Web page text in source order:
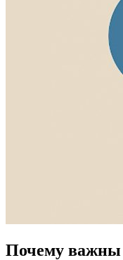
Почему важны